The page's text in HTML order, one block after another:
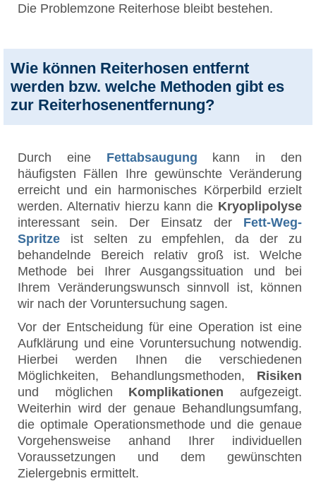
Die Problemzone Reiterhose bleibt bestehen.
Wie können Reiterhosen entfernt
werden bzw. welche Methoden gibt es
zur Reiterhosenentfernung?
Durch eine Fettabsaugung kann in den
häufigsten Fällen Ihre gewünschte Veränderung
erreicht und ein harmonisches Körperbild erzielt
werden. Alternativ hierzu kann die Kryoplipolyse
interessant sein. Der Einsatz der Fett-Weg-
Spritze ist selten zu empfehlen, da der zu
behandelnde Bereich relativ groß ist. Welche
Methode bei Ihrer Ausgangssituation und bei
Ihrem Veränderungswunsch sinnvoll ist, können
wir nach der Voruntersuchung sagen.
Vor der Entscheidung für eine Operation ist eine
Aufklärung und eine Voruntersuchung notwendig.
Hierbei werden Ihnen die verschiedenen
Möglichkeiten, Behandlungsmethoden, Risiken
und möglichen Komplikationen aufgezeigt.
Weiterhin wird der genaue Behandlungsumfang,
die optimale Operationsmethode und die genaue
Vorgehensweise anhand Ihrer individuellen
Voraussetzungen und dem gewünschten
Zielergebnis ermittelt.